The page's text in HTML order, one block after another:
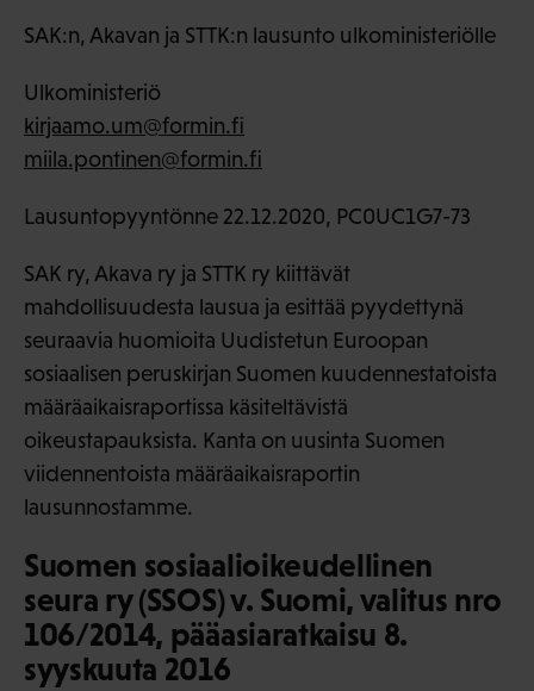
SAK:n, Akavan ja STTK:n lausunto ulkoministeriölle
Ulkoministeriö
kirjaamo.um@formin.fi
miila.pontinen@formin.fi
Lausuntopyyntönne 22.12.2020, PC0UC1G7-73
SAK ry, Akava ry ja STTK ry kiittävät
mahdollisuudesta lausua ja esittää pyydettynä
seuraavia huomioita Uudistetun Euroopan
sosiaalisen peruskirjan Suomen kuudennestatoista
määräaikaisraportissa käsiteltävistä
oikeustapauksista. Kanta on uusinta Suomen
viidennentoista määräaikaisraportin
lausunnostamme.
Suomen sosiaalioikeudellinen
seura ry (SSOS) v. Suomi, valitus nro
106/2014, pääasiaratkaisu 8.
syyskuuta 2016